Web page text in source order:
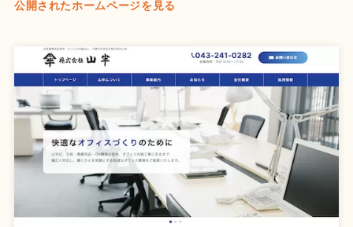
公開されたホームページを見る